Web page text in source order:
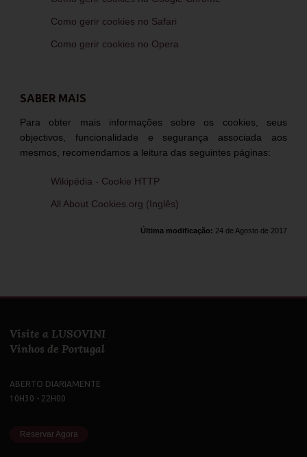
Como gerir cookies no Safari
Como gerir cookies no Opera
SABER MAIS
Para obter mais informações sobre os cookies, seus
objectivos, funcionalidade e segurança associada aos
mesmos, recomendamos a leitura das seguintes páginas:
Wikipédia - Cookie HTTP
All About Cookies.org (Inglês)
Última modificação: 24 de Agosto de 2017
Visite a LUSOVINI
Vinhos de Portugal
ABERTO DIARIAMENTE
10H30 - 22H00
Reservar Agora